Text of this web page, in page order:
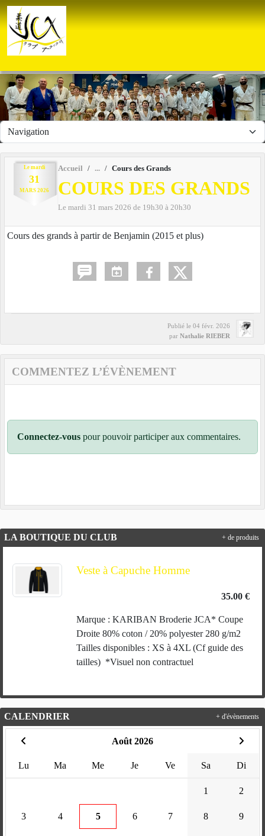
Le mardi
31
MARS 2026
Accueil Cours des Grands
COURS DES GRANDS
Le mardi 31 mars 2026 de 19h30 à 20h30
Cours des grands à partir de Benjamin (2015 et plus)
Publié le 04 févr. 2026
par Nathalie RIEBER
COMMENTEZ L’ÉVÈNEMENT
Connectez-vous pour pouvoir participer aux commentaires.
LA BOUTIQUE DU CLUB
Veste à Capuche Homme
35.00 €
Marque : KARIBAN Broderie JCA* Coupe
Droite 80% coton / 20% polyester 280 g/m2
Tailles disponibles : XS à 4XL (Cf guide des
tailles) *Visuel non contractuel
+ de produits
CALENDRIER
Août 2026
Lu Ma Me Je Ve Sa Di
1 2
3 4 5 6 7 8 9
+ d'évènements
Panneau de gestion des cookies